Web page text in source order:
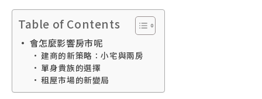
Table of Contents
會怎麼影響房市呢
建商的新策略：小宅與兩房
單身貴族的選擇
租屋市場的新變局